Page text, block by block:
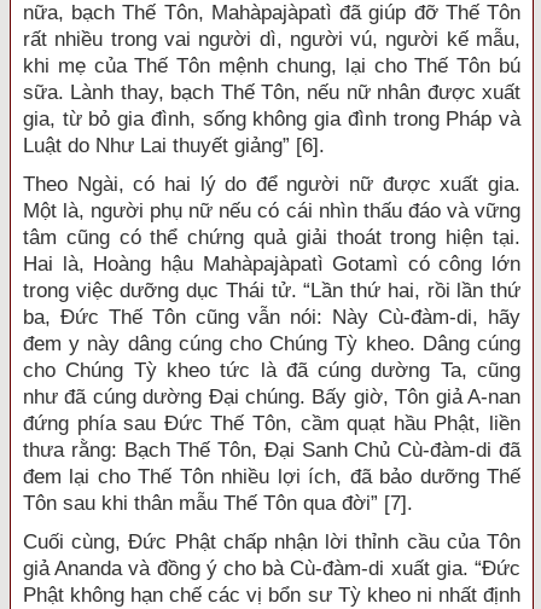
nữa, bạch Thế Tôn, Mahàpajàpatì đã giúp đỡ Thế Tôn
rất nhiều trong vai người dì, người vú, người kế mẫu,
khi mẹ của Thế Tôn mệnh chung, lại cho Thế Tôn bú
sữa. Lành thay, bạch Thế Tôn, nếu nữ nhân được xuất
gia, từ bỏ gia đình, sống không gia đình trong Pháp và
Luật do Như Lai thuyết giảng” [6].
Theo Ngài, có hai lý do để người nữ được xuất gia.
Một là, người phụ nữ nếu có cái nhìn thấu đáo và vững
tâm cũng có thể chứng quả giải thoát trong hiện tại.
Hai là, Hoàng hậu Mahàpajàpatì Gotamì có công lớn
trong việc dưỡng dục Thái tử. “Lần thứ hai, rồi lần thứ
ba, Đức Thế Tôn cũng vẫn nói: Này Cù-đàm-di, hãy
đem y này dâng cúng cho Chúng Tỳ kheo. Dâng cúng
cho Chúng Tỳ kheo tức là đã cúng dường Ta, cũng
như đã cúng dường Đại chúng. Bấy giờ, Tôn giả A-nan
đứng phía sau Đức Thế Tôn, cầm quạt hầu Phật, liền
thưa rằng: Bạch Thế Tôn, Đại Sanh Chủ Cù-đàm-di đã
đem lại cho Thế Tôn nhiều lợi ích, đã bảo dưỡng Thế
Tôn sau khi thân mẫu Thế Tôn qua đời” [7].
Cuối cùng, Đức Phật chấp nhận lời thỉnh cầu của Tôn
giả Ananda và đồng ý cho bà Cù-đàm-di xuất gia. “Đức
Phật không hạn chế các vị bổn sư Tỳ kheo ni nhất định